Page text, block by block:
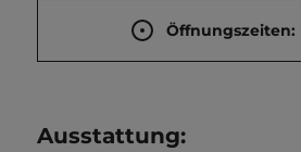
Öffnungszeiten:
Ausstattung: